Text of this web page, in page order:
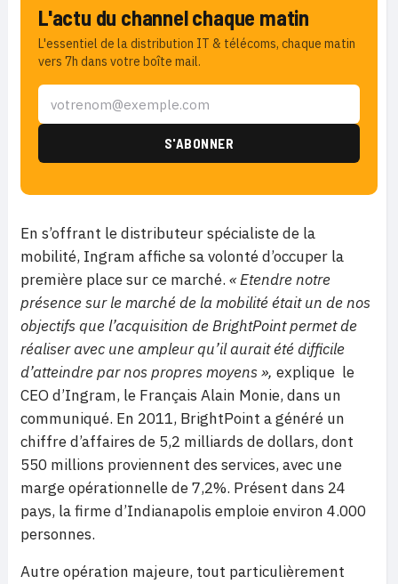
L'actu du channel chaque matin
L'essentiel de la distribution IT & télécoms, chaque matin
vers 7h dans votre boîte mail.
En s’offrant le distributeur spécialiste de la
mobilité, Ingram affiche sa volonté d’occuper la
première place sur ce marché. « Etendre notre
présence sur le marché de la mobilité était un de nos
objectifs que l’acquisition de BrightPoint permet de
réaliser avec une ampleur qu’il aurait été difficile
d’atteindre par nos propres moyens », explique le
CEO d’Ingram, le Français Alain Monie, dans un
communiqué. En 2011, BrightPoint a généré un
chiffre d’affaires de 5,2 milliards de dollars, dont
550 millions proviennent des services, avec une
marge opérationnelle de 7,2%. Présent dans 24
pays, la firme d’Indianapolis emploie environ 4.000
personnes.
Autre opération majeure, tout particulièrement